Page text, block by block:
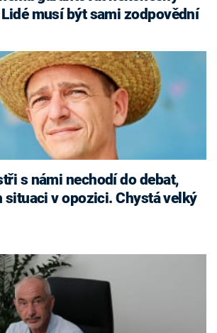
musí být sami zodpovědní
s námi nechodí do debat,
situaci v opozici. Chystá velký